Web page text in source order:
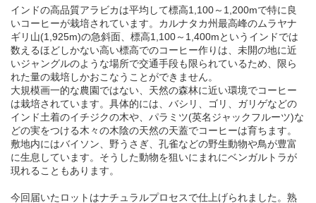
インドの高品質アラビカは平均して標高1,100～1,200mで特に良
いコーヒーが栽培されています。カルナタカ州最高峰のムラヤナ
ギリ山(1,925m)の急斜面、標高1,100～1,400mというインドでは
数えるほどしかない高い標高でのコーヒー作りは、未開の地に近
いジャングルのような場所で交通手段も限られているため、限ら
れた量の栽培しかおこなうことができません。
大規模画一的な農園ではない、天然の森林に近い環境でコーヒー
は栽培されています。具体的には、バシリ、ゴリ、ガリゲなどの
インド土着のイチジクの木や、パラミツ(英名ジャックフルーツ)な
どの実をつける木々の木陰の天然の天蓋でコーヒーは育ちます。
敷地内にはバイソン、野うさぎ、孔雀などの野生動物や鳥が豊富
に生息しています。そうした動物を狙いにまれにベンガルトラが
現れることもあります。
今回届いたロットはナチュラルプロセスで仕上げられました。熟